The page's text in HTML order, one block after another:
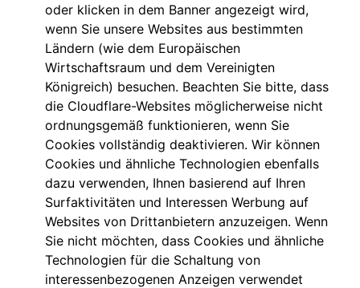
oder klicken in dem Banner angezeigt wird,
wenn Sie unsere Websites aus bestimmten
Ländern (wie dem Europäischen
Wirtschaftsraum und dem Vereinigten
Königreich) besuchen. Beachten Sie bitte, dass
die Cloudflare-Websites möglicherweise nicht
ordnungsgemäß funktionieren, wenn Sie
Cookies vollständig deaktivieren. Wir können
Cookies und ähnliche Technologien ebenfalls
dazu verwenden, Ihnen basierend auf Ihren
Surfaktivitäten und Interessen Werbung auf
Websites von Drittanbietern anzuzeigen. Wenn
Sie nicht möchten, dass Cookies und ähnliche
Technologien für die Schaltung von
interessenbezogenen Anzeigen verwendet